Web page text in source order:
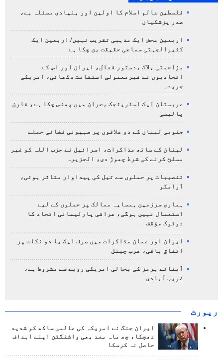
فلسطین عالم اسلام کا اولین اور بنیادی مسئلہ ہے،
صدر پزشکیان
اربعین محض ایک مذہبی تقریب نہیں/ اربعین ایک
کثیرالجہتی سماجی حقیقت بن چکا ہے
مزاحمتی بلاک بدستور فعال، ایران اور اس کے
اتحادیوں نے غیرمعمولی استقامت دکھائی، امریکی
جریدہ
عربستان ایک اسٹریٹجک بحران میں پھنس چکا ہے، فارن
پالیسی
جنوبی لبنان کے دو علاقوں پر صہیونی فضائی حملے
لبنان کے ساتھ مذاکرات، اسرائیل نے حزب اللہ کو غیر
مسلح کرنے کی شرط چھوڑ دی، الجزیرہ
تنصیبات پر حملوں سے تیل کی پیداوار متاثر ہوئی،
آرامکو
ہماری سرزمین ہمسایہ ممالک پر حملوں کے لیے
استعمال نہیں ہوگی، عراقی پارلیمانی اتحاد کا
دوٹوک مؤقف
ایران اور عمان مذاکرات میں صرف ایک یا دو نکات پر
اتفاق باقی، عرب چینل
آبنائے ہرمز کی بحالی امریکی رویے سے مشروط ہے،
غریب آبادی
رپورٹ
ایران جنگ نے امریکہ کی عالمی ساکھ کو شدید
دھچکا، چھ ماہ بعد بھی واشنگٹن اپنے اہداف
حاصل نہ کرسکا